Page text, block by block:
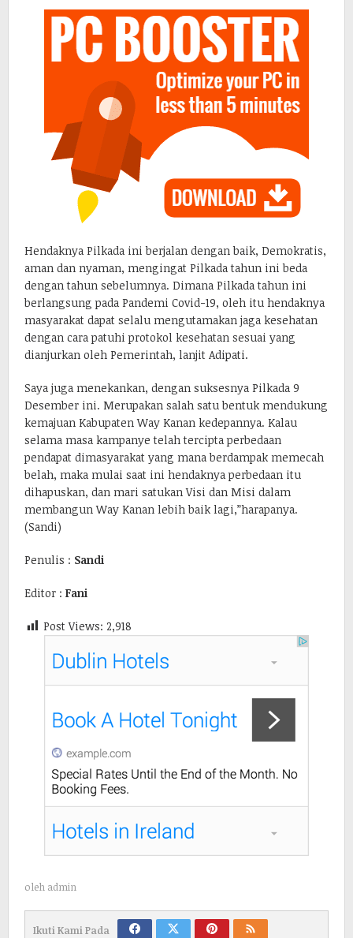
Hendaknya Pilkada ini berjalan dengan baik, Demokratis,
aman dan nyaman, mengingat Pilkada tahun ini beda
dengan tahun sebelumnya. Dimana Pilkada tahun ini
berlangsung pada Pandemi Covid-19, oleh itu hendaknya
masyarakat dapat selalu mengutamakan jaga kesehatan
dengan cara patuhi protokol kesehatan sesuai yang
dianjurkan oleh Pemerintah, lanjit Adipati.
Saya juga menekankan, dengan suksesnya Pilkada 9
Desember ini. Merupakan salah satu bentuk mendukung
kemajuan Kabupaten Way Kanan kedepannya. Kalau
selama masa kampanye telah tercipta perbedaan
pendapat dimasyarakat yang mana berdampak memecah
belah, maka mulai saat ini hendaknya perbedaan itu
dihapuskan, dan mari satukan Visi dan Misi dalam
membangun Way Kanan lebih baik lagi,”harapanya.
(Sandi)
Penulis : Sandi
Editor : Fani
Post Views: 2,918
oleh admin
Ikuti Kami Pada